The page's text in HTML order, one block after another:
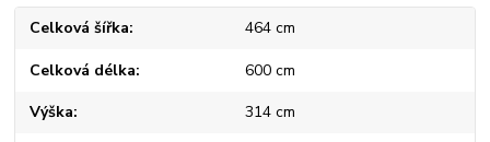
Celková šířka 464 cm
Celková délka 600 cm
Výška 314 cm